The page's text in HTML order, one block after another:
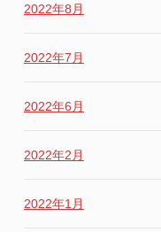
2022年8月
2022年7月
2022年6月
2022年2月
2022年1月